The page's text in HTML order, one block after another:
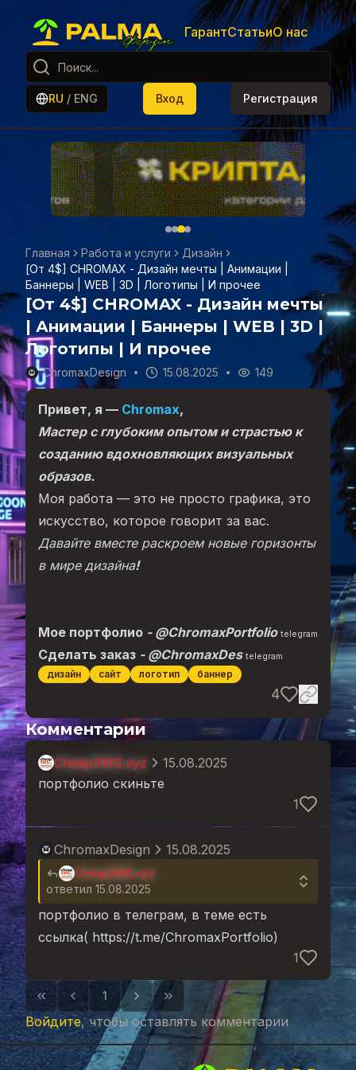
ГарантСтатьиО нас
RU / ENG Вход Регистрация
Главная Работа и услуги
Дизайн
[От 4$] CHROMAX - Дизайн мечты | Анимации |
Баннеры | WEB | 3D | Логотипы | И прочее
[От 4$] CHROMAX - Дизайн мечты
| Анимации | Баннеры | WEB | 3D |
Логотипы | И прочее
ChromaxDesign 15.08.2025 149
Привет, я — Chromax,
Мастер с глубоким опытом и страстью к
созданию вдохновляющих визуальных
образов.
Моя работа — это не просто графика, это
искусство, которое говорит за вас.
Давайте вместе раскроем новые горизонты
в мире дизайна!
Мое портфолио - @ChromaxPortfolio telegram
Сделать заказ - @ChromaxDes telegram
дизайн сайт логотип баннер
4
Комментарии
CheapSMS.xyz
15.08.2025
портфолио скиньте
1
ChromaxDesign 15.08.2025
CheapSMS.xyz
ответил 15.08.2025
портфолио в телеграм, в теме есть
ссылка( https://t.me/ChromaxPortfolio)
1
1
Войдите, чтобы оставлять комментарии